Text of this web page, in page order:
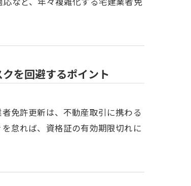
を回避するポイント
免許更新は、不動産取引に携わる
怠れば、資格証の有効期限切れに